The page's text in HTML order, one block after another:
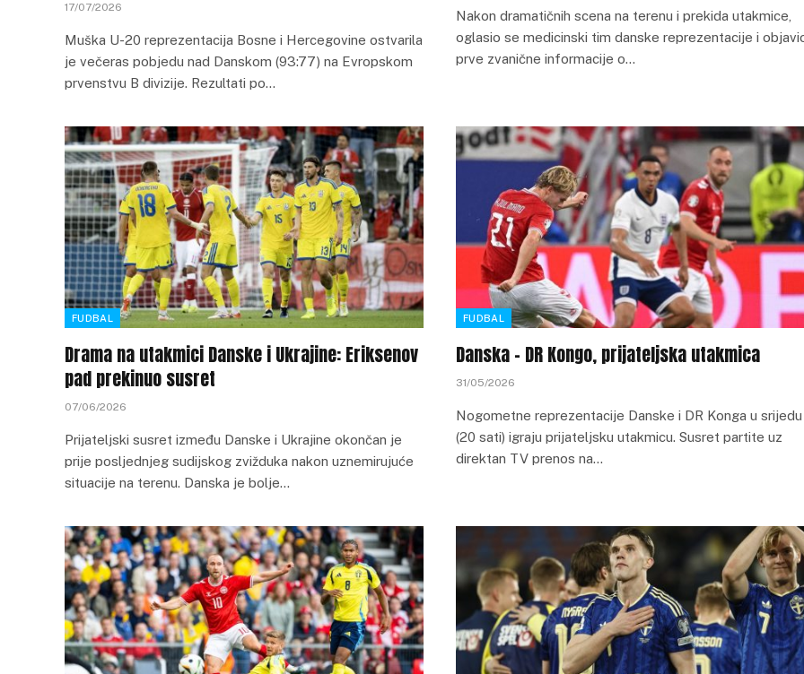
17/07/2026
Muška U-20 reprezentacija Bosne i Hercegovine ostvarila
je večeras pobjedu nad Danskom (93:77) na Evropskom
prvenstvu B divizije. Rezultati po…
Nakon dramatičnih scena na terenu i prekida utakmice,
oglasio se medicinski tim danske reprezentacije i
prve zvanične informacije o…
FUDBAL
Drama na utakmici Danske i Ukrajine: Eriksenov
pad prekinuo susret
07/06/2026
Prijateljski susret između Danske i Ukrajine okončan je
prije posljednjeg sudijskog zvižduka nakon uznemirujuće
situacije na terenu. Danska je bolje…
FUDBAL
Danska – DR Kongo, prijateljska utakmica
31/05/2026
Nogometne reprezentacije Danske i DR Konga u srijedu
(20 sati) igraju prijateljsku utakmicu. Susret partite uz
direktan TV prenos na…